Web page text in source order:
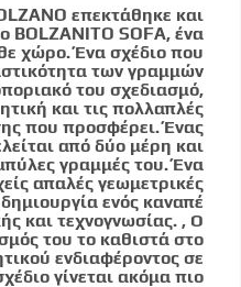
επεκτάθηκε και
BOLZANITO SOFA, ένα
χώρο. Ένα σχέδιο που
των γραμμών
του σχεδιασμό,
και τις πολλαπλές
που προσφέρει. Ένας
από δύο μέρη και
γραμμές του. Ένα
απαλές γεωμετρικές
ενός καναπέ
και τεχνογνωσίας. , Ο
του το καθιστά στο
ενδιαφέροντος σε
γίνεται ακόμα πιο